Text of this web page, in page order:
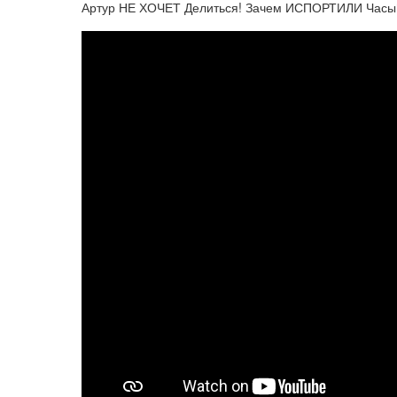
Артур НЕ ХОЧЕТ Делиться! Зачем ИСПОРТИЛИ